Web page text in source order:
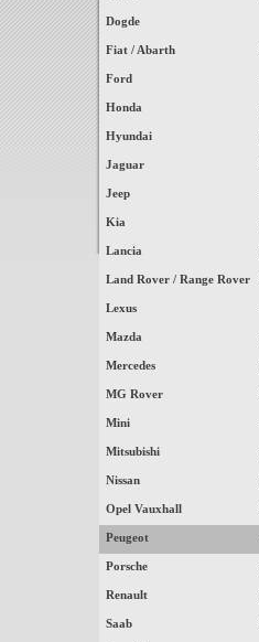
Dogde
Fiat / Abarth
Ford
Honda
Hyundai
Jaguar
Jeep
Kia
Lancia
Land Rover / Range Rover
Lexus
Mazda
Mercedes
MG Rover
Mini
Mitsubishi
Nissan
Opel Vauxhall
Peugeot
Porsche
Renault
Saab